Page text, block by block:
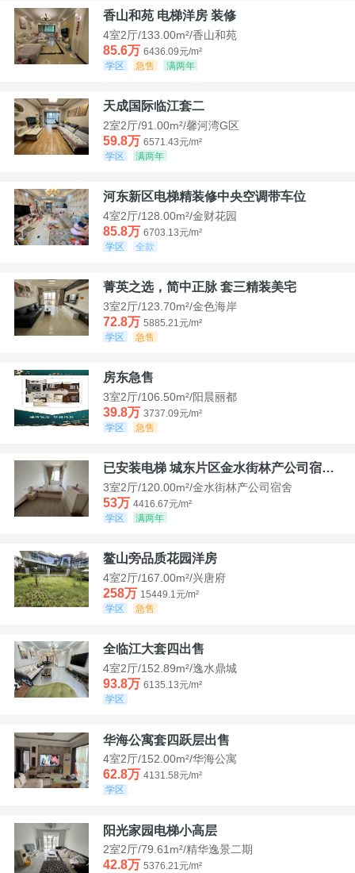
香山和苑 电梯洋房 装修
4室2厅/133.00m²/香山和苑
85.6万 6436.09元/m²
学区
急售 满两年
天成国际临江套二
2室2厅/91.00m²/馨河湾G区
59.8万 6571.43元/m²
学区
满两年
河东新区电梯精装修中央空调带车位
4室2厅/128.00m²/金财花园
85.8万 6703.13元/m²
学区
全款
菁英之选，简中正脉 套三精装美宅
3室2厅/123.70m²/金色海岸
72.8万 5885.21元/m²
学区
急售
房东急售
3室2厅/106.50m²/阳晨丽都
39.8万 3737.09元/m²
学区
急售
已安装电梯 城东片区金水街林产公司宿舍套三可看江景
3室2厅/120.00m²/金水街林产公司宿舍
53万 4416.67元/m²
学区
满两年
鳌山旁品质花园洋房
4室2厅/167.00m²/兴唐府
258万 15449.1元/m²
学区
急售
全临江大套四出售
4室2厅/152.89m²/逸水鼎城
93.8万 6135.13元/m²
学区
华海公寓套四跃层出售
4室2厅/152.00m²/华海公寓
62.8万 4131.58元/m²
学区
阳光家园电梯小高层
2室2厅/79.61m²/精华逸景二期
42.8万 5376.21元/m²